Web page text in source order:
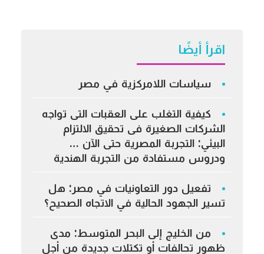
اقرأ أيضًا
سياسات اللامركزية في مصر
كيفية التغلب على العقبات التى تواجه
الشركات الصغيرة فى تحقيق الالتزام
البيئي: التجربة المصرية حتى الآن …
ودروس مستفادة من التجربة الهندية
تفعيل دور التعاونيات في مصر: هل
تسير الجهود الحالية في الاتجاه الصحيح؟
من الخليج إلى البحر المتوسط: مدى
ظهور تحالفات أو تكتلات جديدة من أجل